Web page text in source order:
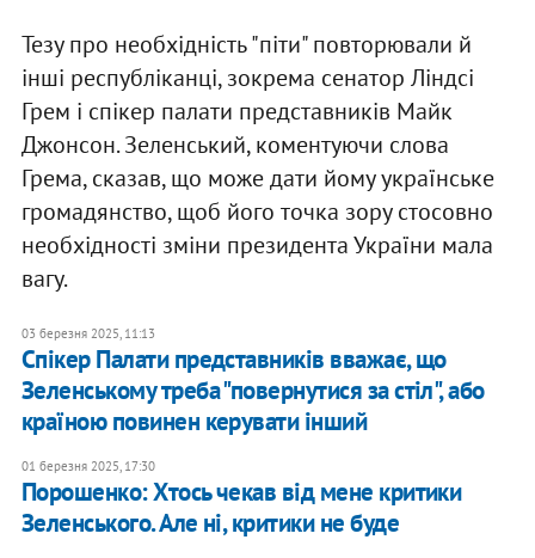
Тезу про необхідність "піти" повторювали й
інші республіканці, зокрема сенатор Ліндсі
Грем і спікер палати представників Майк
Джонсон. Зеленський, коментуючи слова
Грема, сказав, що може дати йому українське
громадянство, щоб його точка зору стосовно
необхідності зміни президента України мала
вагу.
03 березня 2025, 11:13
Спікер Палати представників вважає, що
Зеленському треба "повернутися за стіл", або
країною повинен керувати інший
01 березня 2025, 17:30
Порошенко: Хтось чекав від мене критики
Зеленського. Але ні, критики не буде